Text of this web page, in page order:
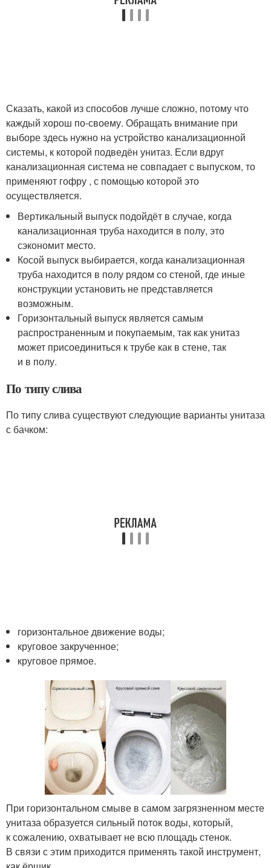
Сказать, какой из способов лучше сложно, потому что
каждый хорош по-своему. Обращать внимание при
выборе здесь нужно на устройство канализационной
системы, к которой подведён унитаз. Если вдруг
канализационная система не совпадает с выпуском, то
применяют гофру , с помощью которой это
осуществляется.
Вертикальный выпуск подойдёт в случае, когда
канализационная труба находится в полу, это
сэкономит место.
Косой выпуск выбирается, когда канализационная
труба находится в полу рядом со стеной, где иные
конструкции установить не представляется
возможным.
Горизонтальный выпуск является самым
распространенным и покупаемым, так как унитаз
может присоединиться к трубе как в стене, так
и в полу.
По типу слива
По типу слива существуют следующие варианты унитаза
с бачком:
горизонтальное движение воды;
круговое закрученное;
круговое прямое.
При горизонтальном смыве в самом загрязненном месте
унитаза образуется сильный поток воды, который,
к сожалению, охватывает не всю площадь стенок.
В связи с этим приходится применять такой инструмент,